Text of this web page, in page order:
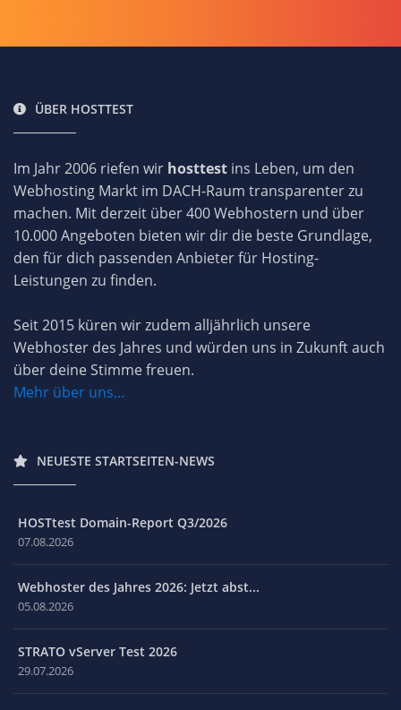
ÜBER HOSTTEST
Im Jahr 2006 riefen wir hosttest ins Leben, um den
Webhosting Markt im DACH-Raum transparenter zu
machen. Mit derzeit über 400 Webhostern und über
10.000 Angeboten bieten wir dir die beste Grundlage,
den für dich passenden Anbieter für Hosting-
Leistungen zu finden.
Seit 2015 küren wir zudem alljährlich unsere
Webhoster des Jahres und würden uns in Zukunft auch
über deine Stimme freuen.
Mehr über uns...
NEUESTE STARTSEITEN-NEWS
HOSTtest Domain-Report Q3/2026
07.08.2026
Webhoster des Jahres 2026: Jetzt abst...
05.08.2026
STRATO vServer Test 2026
29.07.2026